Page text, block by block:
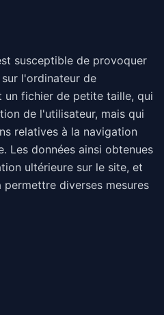
susceptible de provoquer
l'ordinateur de
un fichier de petite taille, qui
de l'utilisateur, mais qui
relatives à la navigation
Les données ainsi obtenues
ultérieure sur le site, et
diverses mesures